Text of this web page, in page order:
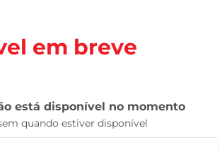
em breve